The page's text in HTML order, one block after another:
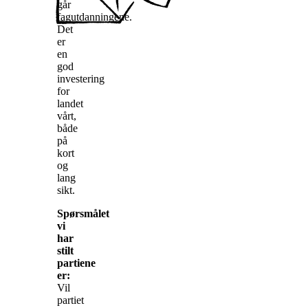
går
fagutdanningene.
Det
er
en
god
investering
for
landet
vårt,
både
på
kort
og
lang
sikt.
Spørsmålet
vi
har
stilt
partiene
er:
Vil
partiet